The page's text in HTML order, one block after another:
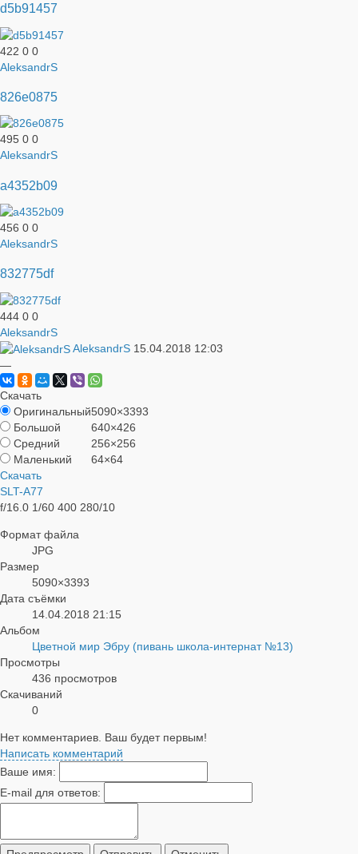
d5b91457
422 0 0
AleksandrS
826e0875
495 0 0
AleksandrS
a4352b09
456 0 0
AleksandrS
832775df
444 0 0
AleksandrS
AleksandrS 15.04.2018 12:03
—
Скачать
Оригинальный5090×3393
Большой
640×426
Средний
256×256
Маленький
64×64
Скачать
SLT-A77
f/16.0 1/60 400 280/10
Формат файла
JPG
Размер
5090×3393
Дата съёмки
14.04.2018 21:15
Альбом
Цветной мир Эбру (пивань школа-интернат №13)
Просмотры
436 просмотров
Скачиваний
0
Нет комментариев. Ваш будет первым!
Написать комментарий
Ваше имя:
E-mail для ответов: